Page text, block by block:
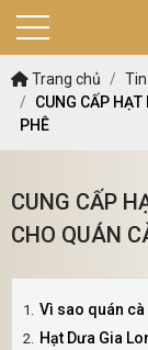
Trang chủ
CUNG CẤP
PHÊ
CUNG CẤP
CHO QUÁN
Vì sao quán
Hạt Dưa Gia